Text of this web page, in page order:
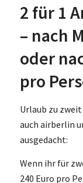
2 für 1
– nach
oder
pro
Urlaub zu
auch airberlin
ausgedacht:
Wenn ihr für
240 Euro pro